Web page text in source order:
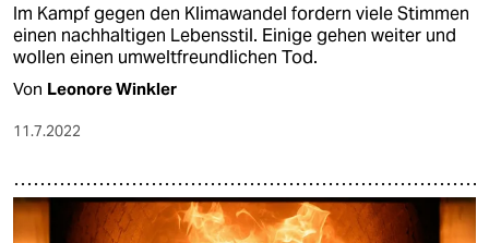
Im Kampf gegen den Klimawandel fordern viele Stimmen
einen nachhaltigen Lebensstil. Einige gehen weiter und
wollen einen umweltfreundlichen Tod.
Von Leonore Winkler
11.7.2022